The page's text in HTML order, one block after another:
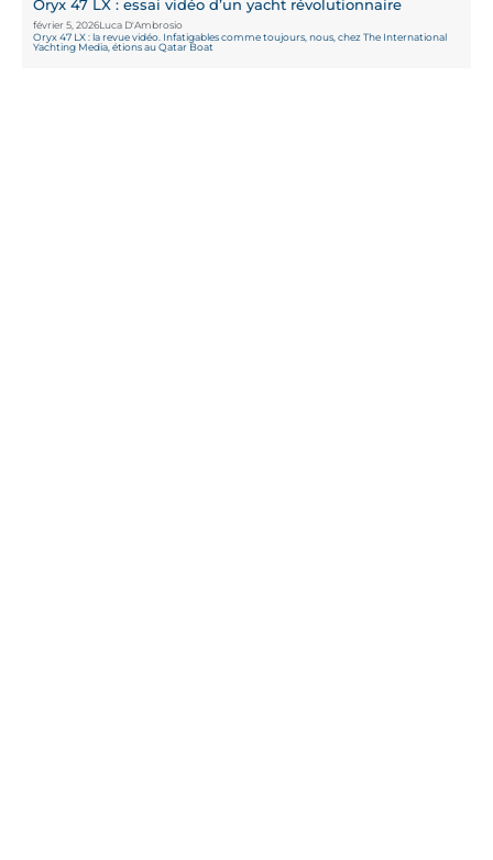
Oryx 47 LX : essai vidéo d’un yacht révolutionnaire
février 5, 2026Luca D'Ambrosio
Oryx 47 LX : la revue vidéo. Infatigables comme toujours, nous, chez The International
Yachting Media, étions au Qatar Boat